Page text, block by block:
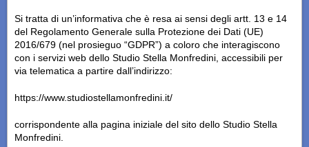
Si tratta di un’informativa che è resa ai sensi degli artt. 13 e 14
del Regolamento Generale sulla Protezione dei Dati (UE)
2016/679 (nel prosieguo “GDPR”) a coloro che interagiscono
con i servizi web dello Studio Stella Monfredini, accessibili per
via telematica a partire dall’indirizzo:
https://www.studiostellamonfredini.it/
corrispondente alla pagina iniziale del sito dello Studio Stella
Monfredini.